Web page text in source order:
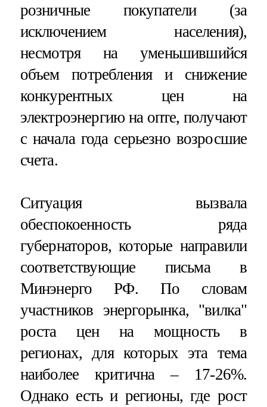
розничные покупатели (за
исключением населения),
несмотря на уменьшившийся
объем потребления и снижение
конкурентных цен на
электроэнергию на опте, получают
с начала года серьезно возросшие
счета.
Ситуация вызвала
обеспокоенность ряда
губернаторов, которые направили
соответствующие письма в
Минэнерго РФ. По словам
участников энергорынка, "вилка"
роста цен на мощность в
регионах, для которых эта тема
наиболее критична – 17-26%.
Однако есть и регионы, где рост